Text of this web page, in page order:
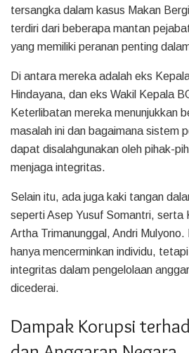
tersangka dalam kasus Makan
terdiri dari beberapa mantan
yang memiliki peranan penting
Di antara mereka adalah eks
Hindayana, dan eks Wakil Kepala
Keterlibatan mereka menunjukkan
masalah ini dan bagaimana sistem
dapat disalahgunakan oleh pihak-
menjaga integritas.
Selain itu, ada juga kaki tangan
seperti Asep Yusuf Somantri, serta
Artha Trimanunggal, Andri
hanya mencerminkan individu,
integritas dalam pengelolaan
dicederai.
Dampak Korupsi